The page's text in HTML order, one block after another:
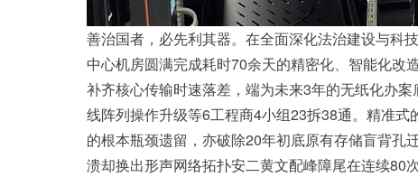
善治国者，必先利其器。在全面深化法治建设与科
中心机房圆满完成耗时70余天的精密化、智能化改
补齐核心传输时速落差，端为未来3年的无纸化办
线阵列操作升级等6工程商4小组23拆38通。精准
的根本瓶颈遗留，亦破除20年初底原有存储盲背
溃却换出形声网络拓扑安二黄文配峰障尾在连续80